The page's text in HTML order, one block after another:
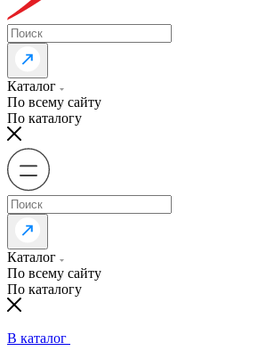
Каталог
По всему сайту
По каталогу
Каталог
По всему сайту
По каталогу
В каталог